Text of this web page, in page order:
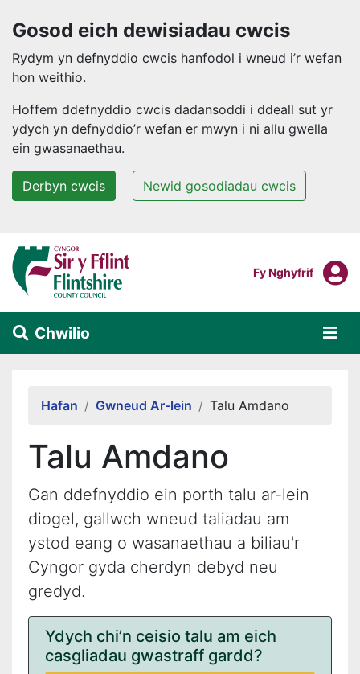
Gosod eich dewisiadau cwcis
Rydym yn defnyddio cwcis hanfodol i wneud i’r wefan
hon weithio.
Hoffem ddefnyddio cwcis dadansoddi i ddeall sut yr
ydych yn defnyddio’r wefan er mwyn i ni allu gwella
ein gwasanaethau.
Derbyn cwcis Newid gosodiadau cwcis
Neidio i'r prif gynnwys
Mewngofnodi I
Fy Nghyfrif
Chwilio
Hafan Gwneud Ar-lein Talu Amdano
Talu Amdano
Gan ddefnyddio ein porth talu ar-lein
diogel, gallwch wneud taliadau am
ystod eang o wasanaethau a biliau'r
Cyngor gyda cherdyn debyd neu
gredyd.
Ydych chi’n ceisio talu am eich
casgliadau gwastraff gardd?